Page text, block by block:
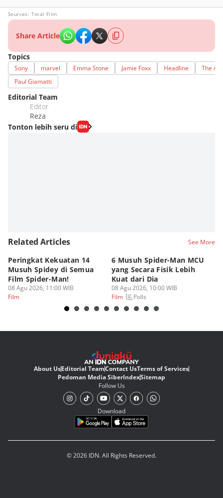
Sources: Total Film
Share Article
Topics
Sony marvel Emma Stone Jamie Foxx Headline
The
Paul Giamatti
Editorial Team
Editor
Reza
Tonton lebih seru di
Related Articles See More
Peringkat Kekuatan 14
Musuh Spidey di Semua
Film Spider-Man!
08 Agu 2026, 11:00 WIB
Film
6 Musuh Spider-Man MCU
yang Secara Fisik Lebih
Kuat dari Dia
08 Agu 2026, 10:00 WIB
Film
Polls
About UsEditorial TeamContact UsTerms of Services
Pedoman Media SiberIndexSitemap
Follow Us
Download
© 2026 IDN. All Rights Reserved.